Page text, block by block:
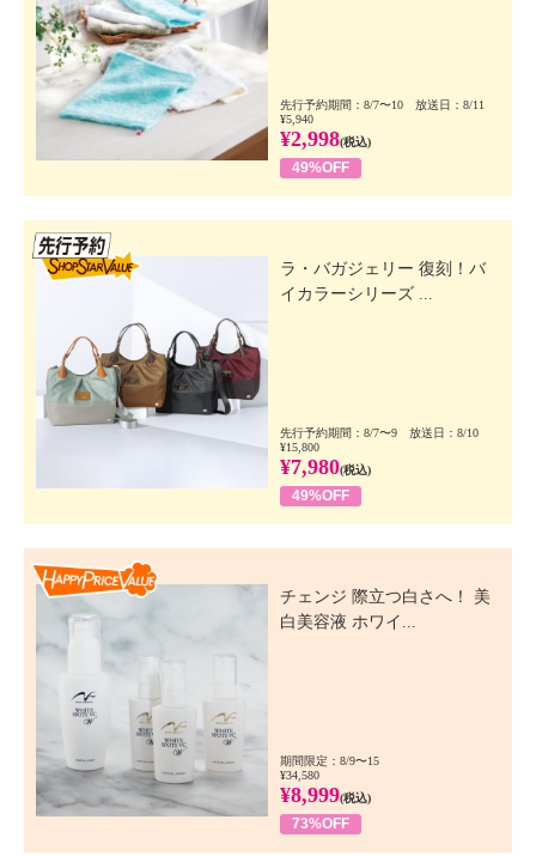
先行予約期間：8/7〜10 放送日：8/11
¥5,940
¥2,998(税込)
49%OFF
ラ・バガジェリー 復刻！バ
イカラーシリーズ ...
先行予約期間：8/7〜9 放送日：8/10
¥15,800
¥7,980(税込)
49%OFF
チェンジ 際立つ白さへ！ 美
白美容液 ホワイ...
期間限定：8/9〜15
¥34,580
¥8,999(税込)
73%OFF